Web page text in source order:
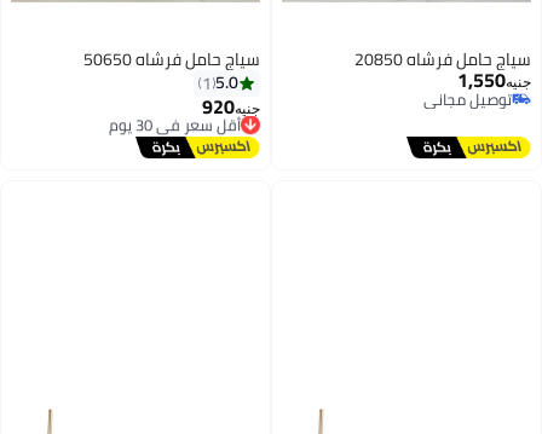
فرشاه 20850
مجاني
مجاني
سياج حامل فرشاه 50650
920
أقل سعر في 30 يوم
توصيل مجاني
أقل سعر في 30 يوم